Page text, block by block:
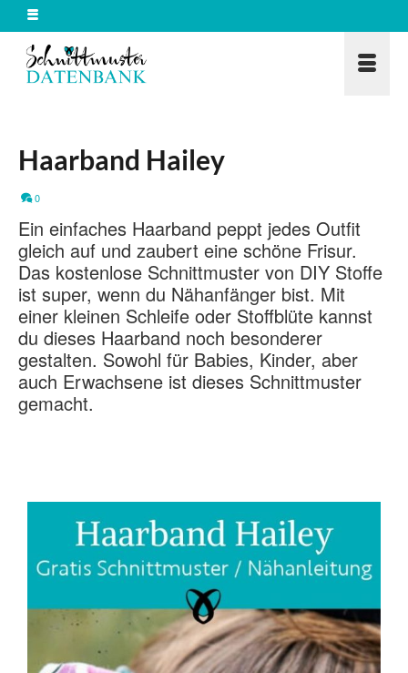
Haarband Hailey
0
Ein einfaches Haarband peppt jedes Outfit
gleich auf und zaubert eine schöne Frisur.
Das kostenlose Schnittmuster von DIY Stoffe
ist super, wenn du Nähanfänger bist. Mit
einer kleinen Schleife oder Stoffblüte kannst
du dieses Haarband noch besonderer
gestalten. Sowohl für Babies, Kinder, aber
auch Erwachsene ist dieses Schnittmuster
gemacht.